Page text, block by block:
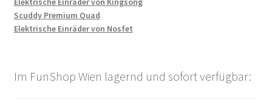
Scuddy Premium Quad
Elektrische Einräder von Nosfet
Im FunShop Wien lagernd und sofort verfügbar: